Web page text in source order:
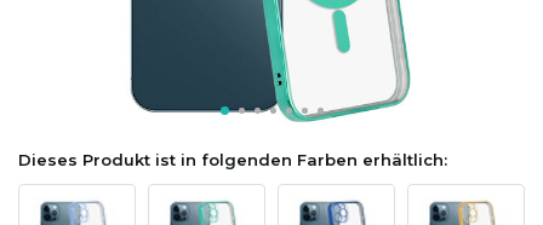
Dieses Produkt ist in folgenden Farben erhältlich: